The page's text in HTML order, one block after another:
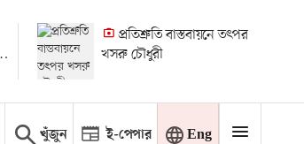
প্রতিশ্রুতি বাস্তবায়নে তৎপর
খসরু চৌধুরী
খুঁজুন ই-পেপার Eng